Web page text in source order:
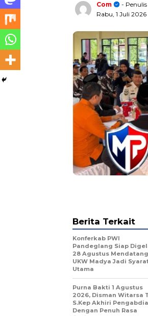
Com
- Penulis
Rabu, 1 Juli 2026
Berita Terkait
Konferkab PWI
Pandeglang Siap
28 Agustus
UKW Madya Jadi
Utama
Purna Bakti 1 Agustus
2026, Disman Witarsa
S.Kep Akhiri
Dengan Penuh Rasa